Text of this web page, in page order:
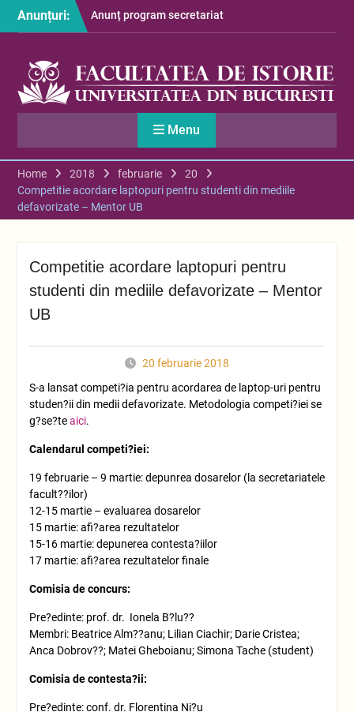
Anunțuri:
Anunț program secretariat
– luna august
2026
S-au afișat informațiile
despre cazarea studenților
în anul universitar 2026-
Menu
Home 2018 februarie
20
Competitie acordare laptopuri pentru studenti din mediile
defavorizate – Mentor UB
Competitie acordare laptopuri pentru
studenti din mediile defavorizate – Mentor
UB
20 februarie 2018
S-a lansat competi?ia pentru acordarea de laptop-uri pentru
studen?ii din medii defavorizate. Metodologia competi?iei se
g?se?teaici.
Calendarul competi?iei:
19 februarie – 9 martie: depunrea dosarelor (la secretariatele
facult??ilor)
12-15 martie – evaluarea dosarelor
15 martie: afi?area rezultatelor
15-16 martie: depunerea contesta?iilor
17 martie: afi?area rezultatelor finale
Comisia de concurs:
Pre?edinte: prof. dr. Ionela B?lu??
Membri: Beatrice Alm??anu; Lilian Ciachir; Darie Cristea;
Anca Dobrov??; Matei Gheboianu; Simona Tache (student)
Comisia de contesta?ii:
Pre?edinte: conf. dr. Florentina Ni?u